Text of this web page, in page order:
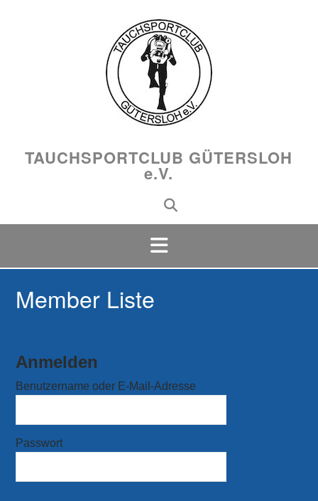
TAUCHSPORTCLUB GÜTERSLOH
e.V.
Member Liste
Anmelden
Benutzername oder E-Mail-Adresse
Passwort